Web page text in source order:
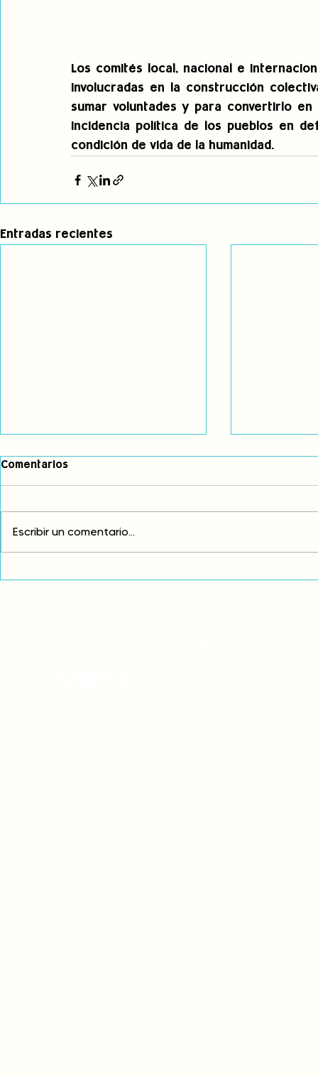
Los comités local, nacional e
involucradas en la construcción
sumar voluntades y para convertirlo
incidencia política de los pueblos en
condición de vida de la humanidad.
Entradas recientes
Comentarios
Escribir un comentario...